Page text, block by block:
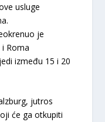
usluge
je
i Roma
između 15 i 20
jutros
će ga otkupiti